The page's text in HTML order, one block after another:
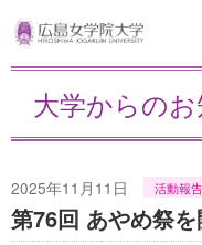
大学からの
2025年11月11日 活動報告
第76回 あやめ祭